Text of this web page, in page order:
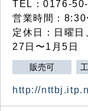
TEL：0176-
営業時間：
定休日：日曜
27日〜1月5日
販売可
http://